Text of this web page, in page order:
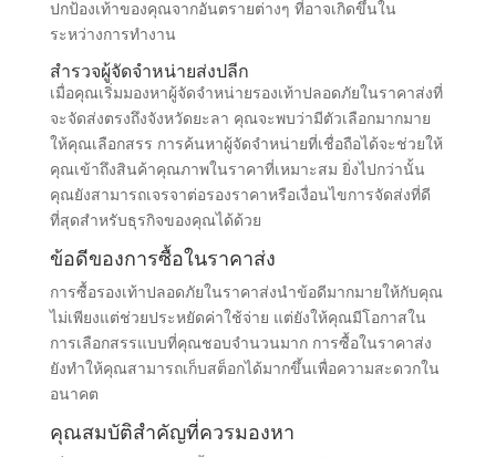
ปกป้องเท้าของคุณจากอันตรายต่างๆ ที่อาจเกิดขึ้นใน
ระหว่างการทำงาน
สำรวจผู้จัดจำหน่ายส่งปลีก
เมื่อคุณเริ่มมองหาผู้จัดจำหน่ายรองเท้าปลอดภัยในราคาส่งที่
จะจัดส่งตรงถึงจังหวัดยะลา คุณจะพบว่ามีตัวเลือกมากมาย
ให้คุณเลือกสรร การค้นหาผู้จัดจำหน่ายที่เชื่อถือได้จะช่วยให้
คุณเข้าถึงสินค้าคุณภาพในราคาที่เหมาะสม ยิ่งไปกว่านั้น
คุณยังสามารถเจรจาต่อรองราคาหรือเงื่อนไขการจัดส่งที่ดี
ที่สุดสำหรับธุรกิจของคุณได้ด้วย
ข้อดีของการซื้อในราคาส่ง
การซื้อรองเท้าปลอดภัยในราคาส่งนำข้อดีมากมายให้กับคุณ
ไม่เพียงแต่ช่วยประหยัดค่าใช้จ่าย แต่ยังให้คุณมีโอกาสใน
การเลือกสรรแบบที่คุณชอบจำนวนมาก การซื้อในราคาส่ง
ยังทำให้คุณสามารถเก็บสต็อกได้มากขึ้นเพื่อความสะดวกใน
อนาคต
คุณสมบัติสำคัญที่ควรมองหา